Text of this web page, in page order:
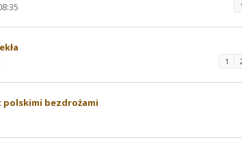
1
1
polskimi bezdrożami